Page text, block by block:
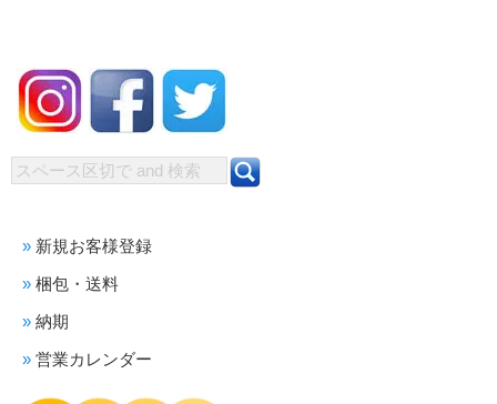
新規お客様登録
梱包・送料
納期
営業カレンダー